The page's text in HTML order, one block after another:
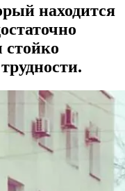
находится
стойко